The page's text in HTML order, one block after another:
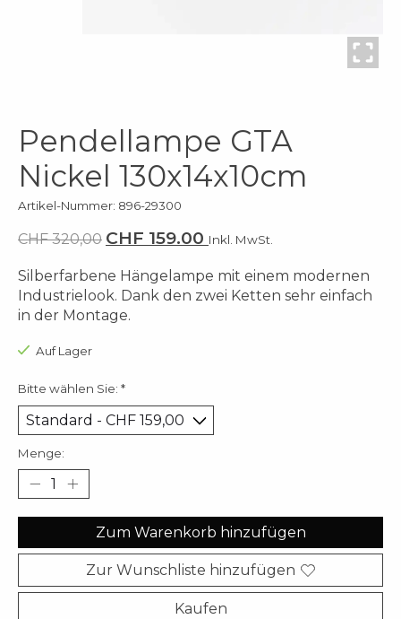
Pendellampe GTA
Nickel 130x14x10cm
Artikel-Nummer: 896-29300
CHF 320,00 CHF 159.00 Inkl. MwSt.
Silberfarbene Hängelampe mit einem modernen
Industrielook. Dank den zwei Ketten sehr einfach
in der Montage.
Auf Lager
Bitte wählen Sie: *
Menge:
Zum Warenkorb hinzufügen
Zur Wunschliste hinzufügen
Kaufen